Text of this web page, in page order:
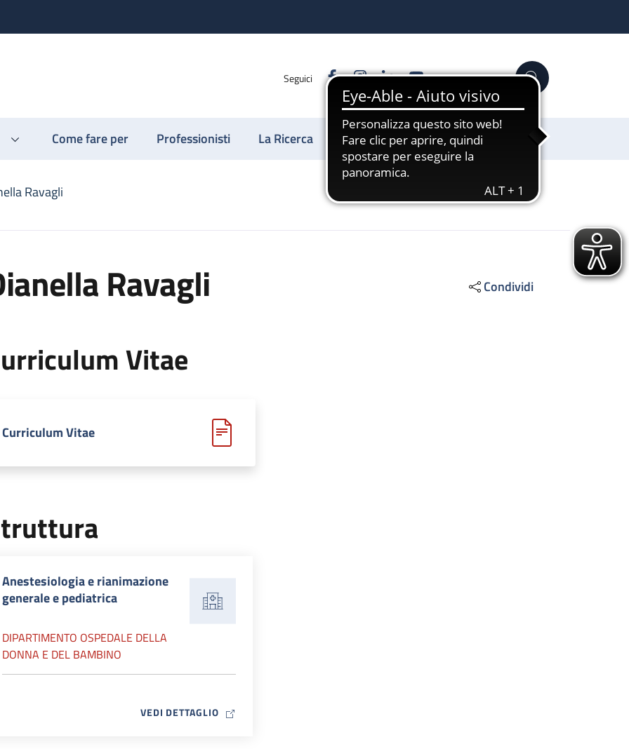
Seguici FacebookInstagram
LinkedinYouTube Cerca
Come fare per Professionisti La Ricerca Sostienici
Ravagli
Ravagli Condividi
Vitae
Curriculum Vitae
Anestesiologia e rianimazione
generale e pediatrica
DIPARTIMENTO OSPEDALE DELLA
DONNA E DEL BAMBINO
VEDI DETTAGLIOMAP ICON